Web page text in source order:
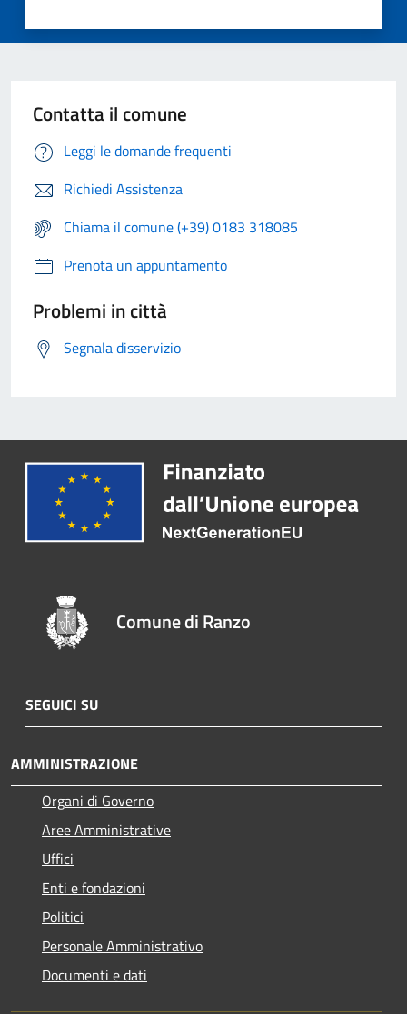
Contatta il comune
Leggi le domande frequenti
Richiedi Assistenza
Chiama il comune (+39) 0183 318085
Prenota un appuntamento
Problemi in città
Segnala disservizio
Comune di Ranzo
SEGUICI SU
AMMINISTRAZIONE
Organi di Governo
Aree Amministrative
Uffici
Enti e fondazioni
Politici
Personale Amministrativo
Documenti e dati